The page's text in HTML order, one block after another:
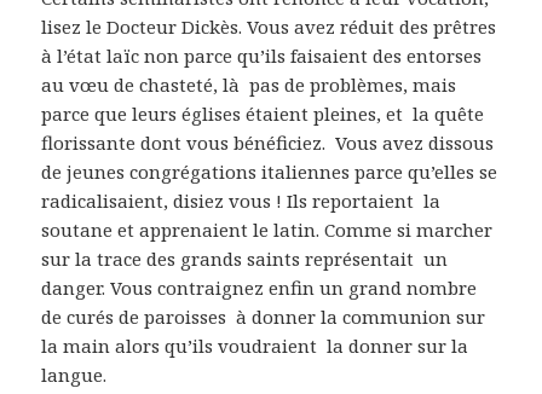
lisez le Docteur Dickès. Vous avez réduit des prêtres
à l’état laïc non parce qu’ils faisaient des entorses
au vœu de chasteté, là pas de problèmes, mais
parce que leurs églises étaient pleines, et la quête
florissante dont vous bénéficiez. Vous avez dissous
de jeunes congrégations italiennes parce qu’elles se
radicalisaient, disiez vous ! Ils reportaient la
soutane et apprenaient le latin. Comme si marcher
sur la trace des grands saints représentait un
danger. Vous contraignez enfin un grand nombre
de curés de paroisses à donner la communion sur
la main alors qu’ils voudraient la donner sur la
langue.